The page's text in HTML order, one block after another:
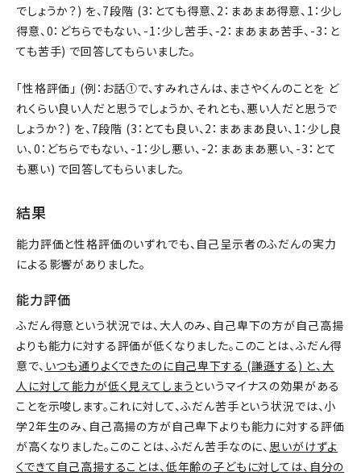
でしょうか？) を、7段階 (3：とても得意、2：まあまあ得意、1：少し
得意、0：どちらでもない、-1：少し苦手、-2：まあまあ苦手、-3：と
ても苦手) で回答してもらいました。
「性格評価」 (例：お話①で、すみれさんは、まさやくんのことを ど
れくらい良い人だと思うでしょうか、それとも、悪い人だと思うで
しょうか？) を、7段階 (3：とても良い、2：まあまあ良い、1：少し良
い、0：どちらでもない、-1：少し悪い、-2：まあまあ悪い、-3：とて
も悪い) で回答してもらいました。
結果
能力評価と性格評価のいずれでも、自己呈示者のふだんの実力
による影響がありました。
能力評価
ふだん得意という状況では、大人のみ、自己卑下の方が自己高揚
よりも能力に対する評価が低くなりました。このことは、ふだん得
意で、 いつも通りよくできたのに自己卑下する (謙遜する) と、大
人に対して能力が低く見えてしまうというマイナスの効果がある
ことを示唆します。これに対して、ふだん苦手という状況では、小
学2年生のみ、自己高揚の方が自己卑下よりも能力に対する評価
が高くなりました。このことは、ふだん苦手なのに、 思いがけずよ
くできて自己高揚することは、低年齢の子どもに対しては、自分の